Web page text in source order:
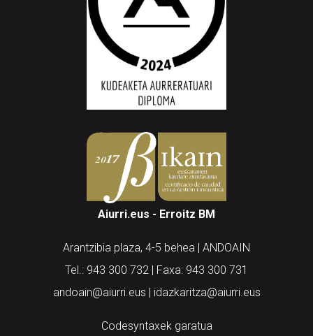
Aiurri.eus - Erroitz BM
Arantzibia plaza, 4-5 behea | ANDOAIN
Tel.: 943 300 732 | Faxa: 943 300 731
andoain@aiurri.eus | idazkaritza@aiurri.eus
Codesyntaxek garatua